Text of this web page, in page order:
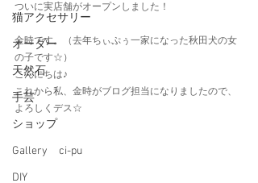
猫アクセサリー
オーダー
天然石
手芸
ショップ
Gallery ci-pu
DIY
ついに実店舗がオープンしました！
金時です。（去年ちぃぷぅ一家になった秋田犬の女
の子です☆）
こんにちは♪
これから私、金時がブログ担当になりましたので、
よろしくデス☆